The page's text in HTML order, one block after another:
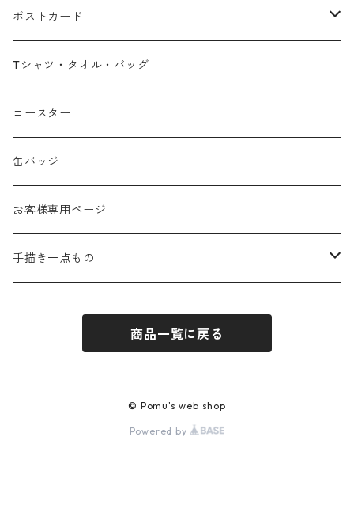
ポストカード
広島弁
春
夏
秋
冬
Tシャツ・タオル・バッグ
コースター
缶バッジ
お客様専用ページ
手描き一点もの
手描きウォールポケット
商品一覧に戻る
© Pomu's web shop
Powered by